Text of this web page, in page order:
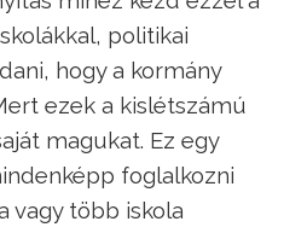
politikai
hogy a kormány
ezek a kislétszámú
magukat. Ez egy
foglalkozni
vagy több iskola